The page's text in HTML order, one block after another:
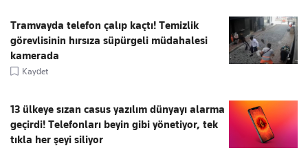
Tramvayda telefon çalıp kaçtı! Temizlik
görevlisinin hırsıza süpürgeli müdahalesi
kamerada
Kaydet
13 ülkeye sızan casus yazılım dünyayı alarma
geçirdi! Telefonları beyin gibi yönetiyor, tek
tıkla her şeyi siliyor